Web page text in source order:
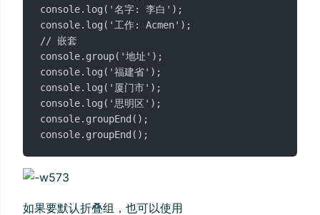
console.log('名字: 李白');
console.log('工作: Acmen');
// 嵌套
console.group('地址');
console.log('福建省');
console.log('厦门市');
console.log('思明区');
console.groupEnd();
如果要默认折叠组，也可以使用